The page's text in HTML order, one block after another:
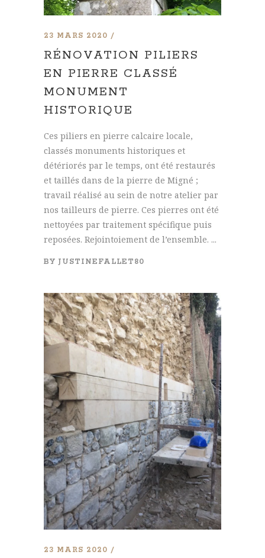
23 MARS 2020
RÉNOVATION PILIERS
EN PIERRE CLASSÉ
MONUMENT
HISTORIQUE
Ces piliers en pierre calcaire locale,
classés monuments historiques et
détériorés par le temps, ont été restaurés
et taillés dans de la pierre de Migné ;
travail réalisé au sein de notre atelier par
nos tailleurs de pierre. Ces pierres ont été
nettoyées par traitement spécifique puis
reposées. Rejointoiement de l’ensemble. ...
BY JUSTINEFALLET80
23 MARS 2020